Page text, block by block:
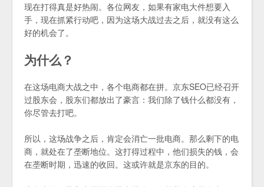
现在打得真是好热闹。各位网友，如果有家电大件想要入
手，现在抓紧行动吧，因为这场大战过去之后，就没有这么
好的机会了。
为什么？
在这场电商大战之中，各个电商都在拼。京东SEO已经召开
过股东会，股东们都放出了豪言：我们除了钱什么都没有，
你尽管去打吧。
所以，这场战争之后，肯定会消亡一批电商。那么剩下的电
商，就处在了垄断地位。这打得过程中，他们损失的钱，会
在垄断时期，迅速的收回。这或许就是京东的目的。